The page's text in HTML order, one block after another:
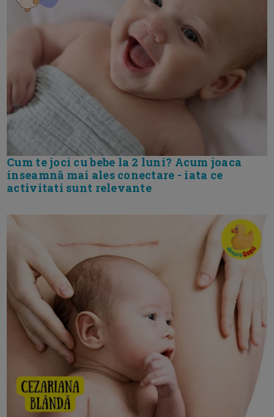
Cum te joci cu bebe la 2 luni? Acum joaca
inseamnă mai ales conectare - iata ce
activitati sunt relevante